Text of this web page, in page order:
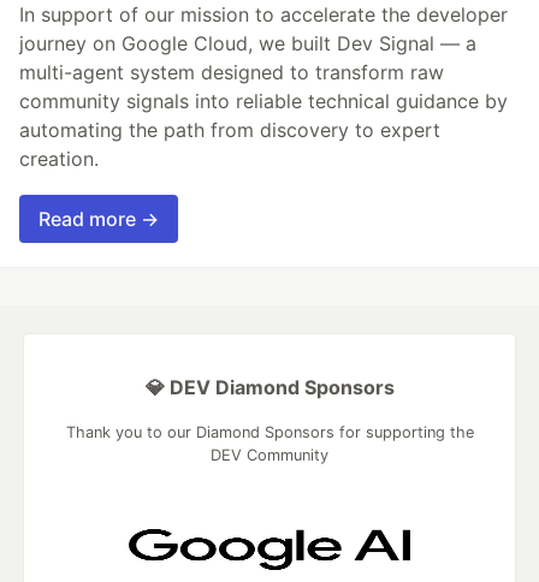
In support of our mission to accelerate the developer
journey on Google Cloud, we built Dev Signal — a
multi-agent system designed to transform raw
community signals into reliable technical guidance by
automating the path from discovery to expert
creation.
Read more →
💎 DEV Diamond Sponsors
Thank you to our Diamond Sponsors for supporting the
DEV Community